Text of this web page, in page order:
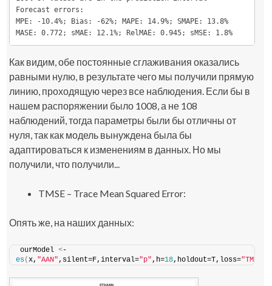
Forecast errors:
MPE: -10.4%; Bias: -62%; MAPE: 14.9%; SMAPE: 13.8%
MASE: 0.772; sMAE: 12.1%; RelMAE: 0.945; sMSE: 1.8%
Как видим, обе постоянные сглаживания оказались
равными нулю, в результате чего мы получили прямую
линию, проходящую через все наблюдения. Если бы в
нашем распоряжении было 1008, а не 108
наблюдений, тогда параметры были бы отличны от
нуля, так как модель вынуждена была бы
адаптироваться к изменениям в данных. Но мы
получили, что получили...
TMSE – Trace Mean Squared Error:
Опять же, на наших данных:
ourModel <
es(x, "AAN",silent=F,interval="p",h=18,holdout=T,loss="TMSE"